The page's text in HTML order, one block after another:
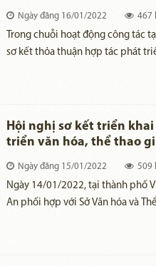
đáp ứng yêu cầu trong tình hình
Ngày đăng16/01/2022 467
​Trong chuỗi hoạt động công tác
sơ kết thỏa thuận hợp tác phát
Hồ Chí Minh và tỉnh Nghệ An,
Văn hóa, Thể thao Thành phố
tưởng niệm Chủ tịch Hồ Chí
Hội nghị sơ kết triển
triển văn hóa, thể thao
Ngày đăng15/01/2022 509
​Ngày 14/01/2022, tại thành phố
An phối hợp với Sở Văn hóa và
Hội nghị sơ kết thỏa thuận hợp
thuận hợp tác phát triển giai